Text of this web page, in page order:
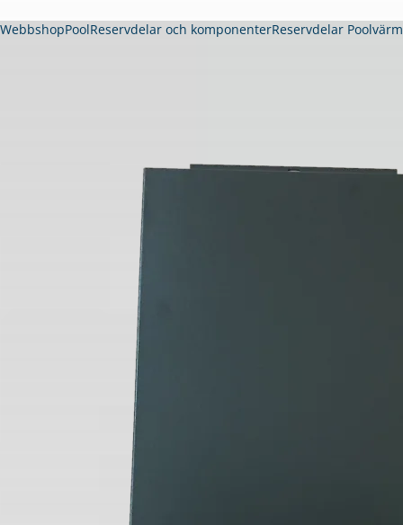
WebbshopPoolReservdelar och komponenterReservdelar